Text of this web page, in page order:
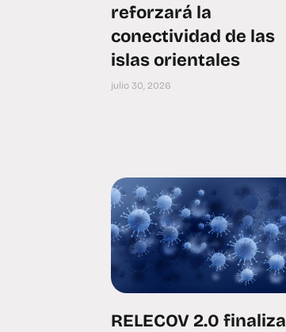
reforzará la
conectividad de las
islas orientales
julio 30, 2026
RELECOV 2.0 finaliza